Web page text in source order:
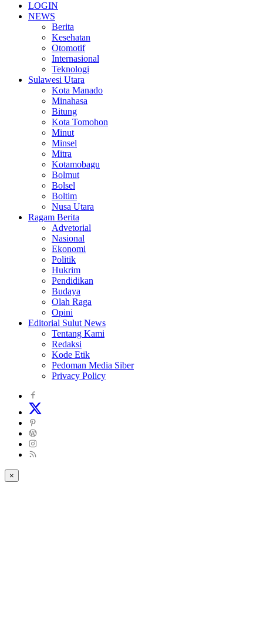
LOGIN
NEWS
Berita
Kesehatan
Otomotif
Internasional
Teknologi
Sulawesi Utara
Kota Manado
Minahasa
Bitung
Kota Tomohon
Minut
Minsel
Mitra
Kotamobagu
Bolmut
Bolsel
Boltim
Nusa Utara
Ragam Berita
Advetorial
Nasional
Ekonomi
Politik
Hukrim
Pendidikan
Budaya
Olah Raga
Opini
Editorial Sulut News
Tentang Kami
Redaksi
Kode Etik
Pedoman Media Siber
Privacy Policy
×